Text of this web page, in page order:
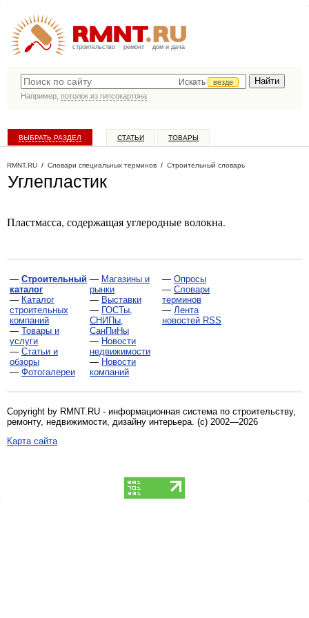
строительство ремонт дом и дача
Искать
везде
Например, потолок из гипсокартона
ВЫБРАТЬ РАЗДЕЛ СТАТЬИ ТОВАРЫ
RMNT.RU / Словари специальных терминов / Строительный словарь
Углепластик
Пластмасса, содержащая углеродные волокна.
— Строительный
каталог
— Каталог
строительных
компаний
— Товары и
услуги
— Статьи и
обзоры
— Фотогалереи
— Магазины и
рынки
— Выставки
— ГОСТы,
СНИПы,
СанПиНы
— Новости
недвижимости
— Новости
компаний
— Опросы
— Словари
терминов
— Лента
новостей RSS
Copyright by RMNT.RU - информационная система по строительству,
ремонту, недвижимости, дизайну интерьера. (c) 2002—2026
Карта сайта